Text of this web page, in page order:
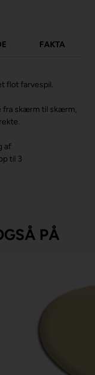
FAKTA
flot farvespil.
fra skærm til skærm,
af
til 3
PÅ